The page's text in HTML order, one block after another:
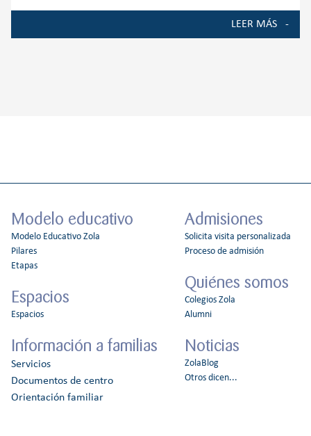
un espacio de cultivo; es un auténtico entorno de
LEER MÁS
Modelo educativo
Modelo Educativo Zola
Pilares
Etapas
Espacios
Espacios
Información a familias
Servicios
Documentos de centro
Orientación familiar
Admisiones
Solicita visita personalizada
Proceso de admisión
Quiénes somos
Colegios Zola
Alumni
Noticias
ZolaBlog
Otros dicen...